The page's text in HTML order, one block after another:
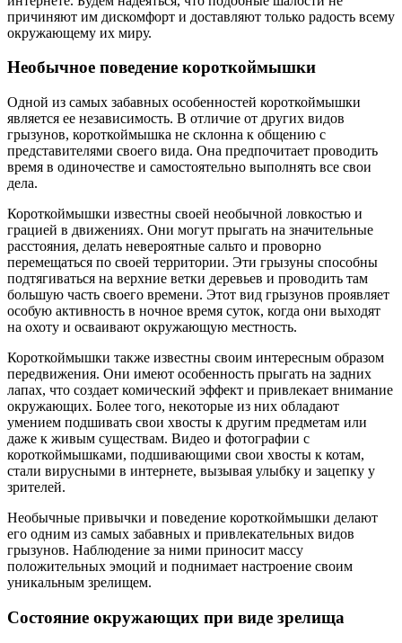
причиняют им дискомфорт и доставляют только радость всему
окружающему их миру.
Необычное поведение короткоймышки
Одной из самых забавных особенностей короткоймышки
является ее независимость. В отличие от других видов
грызунов, короткоймышка не склонна к общению с
представителями своего вида. Она предпочитает проводить
время в одиночестве и самостоятельно выполнять все свои
дела.
Короткоймышки известны своей необычной ловкостью и
грацией в движениях. Они могут прыгать на значительные
расстояния, делать невероятные сальто и проворно
перемещаться по своей территории. Эти грызуны способны
подтягиваться на верхние ветки деревьев и проводить там
большую часть своего времени. Этот вид грызунов проявляет
особую активность в ночное время суток, когда они выходят
на охоту и осваивают окружающую местность.
Короткоймышки также известны своим интересным образом
передвижения. Они имеют особенность прыгать на задних
лапах, что создает комический эффект и привлекает внимание
окружающих. Более того, некоторые из них обладают
умением подшивать свои хвосты к другим предметам или
даже к живым существам. Видео и фотографии с
короткоймышками, подшивающими свои хвосты к котам,
стали вирусными в интернете, вызывая улыбку и зацепку у
зрителей.
Необычные привычки и поведение короткоймышки делают
его одним из самых забавных и привлекательных видов
грызунов. Наблюдение за ними приносит массу
положительных эмоций и поднимает настроение своим
уникальным зрелищем.
Состояние окружающих при виде зрелища